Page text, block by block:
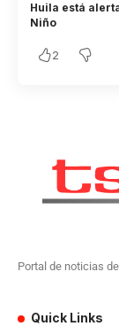
Huila está
Niño
2
Portal de noticias
Quick Links